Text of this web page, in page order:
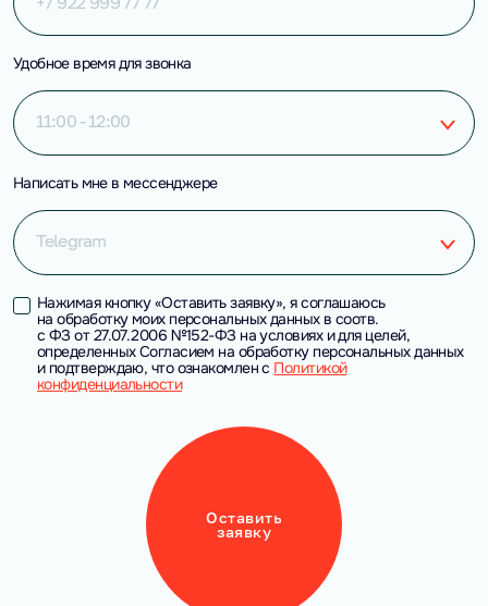
Удобное время для звонка
11:00 - 12:00
Написать мне в мессенджере
Telegram
Нажимая кнопку «Оставить заявку», я соглашаюсь
на обработку моих персональных данных в соотв.
с ФЗ от 27.07.2006 №152-ФЗ на условиях и для целей,
определенных Согласием на обработку персональных данных
и подтверждаю, что ознакомлен с Политикой
конфиденциальности
Оставить
заявку